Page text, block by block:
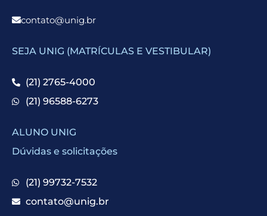
contato@unig.br
SEJA UNIG (MATRÍCULAS E VESTIBULAR)
(21) 2765-4000
(21) 96588-6273
ALUNO UNIG
Dúvidas e solicitações
(21) 99732-7532
contato@unig.br